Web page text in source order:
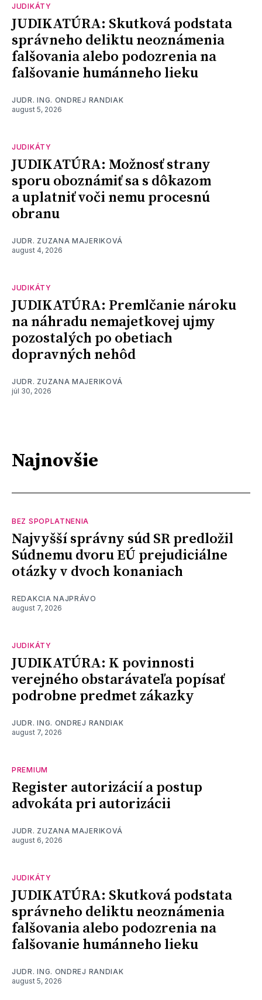
JUDIKÁTY
JUDIKATÚRA: Skutková podstata
správneho deliktu neoznámenia
falšovania alebo podozrenia na
falšovanie humánneho lieku
JUDR. ING. ONDREJ RANDIAK
august 5, 2026
JUDIKÁTY
JUDIKATÚRA: Možnosť strany
sporu oboznámiť sa s dôkazom
a uplatniť voči nemu procesnú
obranu
JUDR. ZUZANA MAJERIKOVÁ
august 4, 2026
JUDIKÁTY
JUDIKATÚRA: Premlčanie nároku
na náhradu nemajetkovej ujmy
pozostalých po obetiach
dopravných nehôd
JUDR. ZUZANA MAJERIKOVÁ
júl 30, 2026
Najnovšie
BEZ SPOPLATNENIA
Najvyšší správny súd SR predložil
Súdnemu dvoru EÚ prejudiciálne
otázky v dvoch konaniach
REDAKCIA NAJPRÁVO
august 7, 2026
JUDIKÁTY
JUDIKATÚRA: K povinnosti
verejného obstarávateľa popísať
podrobne predmet zákazky
JUDR. ING. ONDREJ RANDIAK
august 7, 2026
PREMIUM
Register autorizácií a postup
advokáta pri autorizácii
JUDR. ZUZANA MAJERIKOVÁ
august 6, 2026
JUDIKÁTY
JUDIKATÚRA: Skutková podstata
správneho deliktu neoznámenia
falšovania alebo podozrenia na
falšovanie humánneho lieku
JUDR. ING. ONDREJ RANDIAK
august 5, 2026